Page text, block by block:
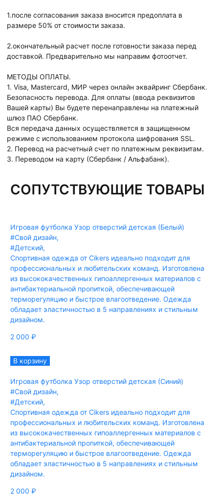
1.после согласования заказа вносится предоплата в
размере 50% от стоимости заказа.
2.окончательный расчет после готовности заказа перед
доставкой. Предварительно мы направим фотоотчет.
МЕТОДЫ ОПЛАТЫ.
1. Visa, Mastercard, МИР через онлайн эквайринг Сбербанк.
Безопасность перевода. Для оплаты (ввода реквизитов
Вашей карты) Вы будете перенаправлены на платежный
шлюз ПАО Сбербанк.
Вся передача данных осуществляется в защищенном
режиме с использованием протокола шифрования SSL.
2. Перевод на расчетный счет по платежным реквизитам.
3. Переводом на карту (Сбербанк / Альфабанк).
СОПУТСТВУЮЩИЕ ТОВАРЫ
Игровая футболка Узор отверстий детская (Белый)
#Свой дизайн,
#Детский,
Спортивная одежда от Cikers идеально подходит для
профессиональных и любительских команд. Изготовлена
из высококачественных гипоаллергенных материалов с
антибактериальной пропиткой, обеспечивающей
терморегуляцию и быстрое влагоотведение. Одежда
обладает эластичностью в 5 направлениях и стильным
дизайном.
2 000 ₽
В корзину
Игровая футболка Узор отверстий детская (Синий)
#Свой дизайн,
#Детский,
Спортивная одежда от Cikers идеально подходит для
профессиональных и любительских команд. Изготовлена
из высококачественных гипоаллергенных материалов с
антибактериальной пропиткой, обеспечивающей
терморегуляцию и быстрое влагоотведение. Одежда
обладает эластичностью в 5 направлениях и стильным
дизайном.
2 000 ₽